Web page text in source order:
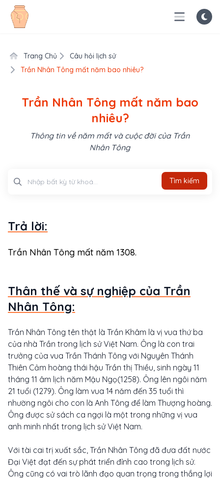
Trang Chủ
Câu hỏi lịch sử
Trần Nhân Tông mất năm bao nhiêu?
Trần Nhân Tông mất năm bao
nhiêu?
Thông tin về năm mất và cuộc đời của Trần
Nhân Tông
Tìm kiếm
Trả lời:
Trần Nhân Tông mất năm 1308.
Thân thế và sự nghiệp của Trần
Nhân Tông:
Trần Nhân Tông tên thật là Trần Khâm là vị vua thứ ba
của nhà Trần trong lịch sử Việt Nam. Ông là con trai
trưởng của vua Trần Thánh Tông với Nguyên Thánh
Thiên Cảm hoàng thái hậu Trần thị Thiều, sinh ngày 11
tháng 11 âm lịch năm Mậu Ngọ(1258). Ông lên ngôi nǎm
21 tuổi (1279). Ông làm vua 14 nǎm đến 35 tuổi thì
nhường ngôi cho con là Anh Tông để làm Thượng hoàng.
Ông được sử sách ca ngợi là một trong những vị vua
anh minh nhất trong lịch sử Việt Nam.
Với tài cai trị xuất sắc, Trần Nhân Tông đã đưa đất nước
Đại Việt đạt đến sự phát triển đỉnh cao trong lịch sử.
Ông cũng có vai trò lãnh đạo quan trọng trong thắng lợi